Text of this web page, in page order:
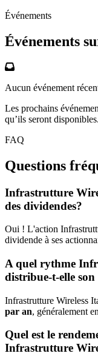
Événements
Événements
Aucun événement
Les prochains
qu’ils seront disponibles.
FAQ
Questions
Infrastrutture
des dividendes?
Oui ! L'action
dividende à ses
A quel rythme
distribue-t-elle
Infrastrutture Wireless
par an, généralement en
Quel est le
Infrastrutture